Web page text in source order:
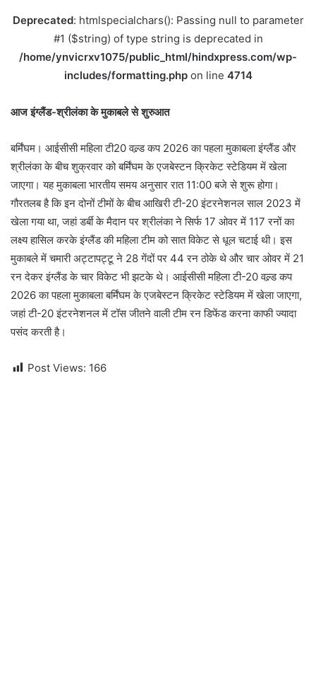
Deprecated: htmlspecialchars(): Passing null to parameter
#1 ($string) of type string is deprecated in
/home/ynvicrxv1075/public_html/hindxpress.com/wp-
includes/formatting.phpon line 4714
आज इंग्लैंड-श्रीलंका के मुकाबले से शुरुआत
बर्मिंघम। आईसीसी महिला टी20 वल्र्ड कप 2026 का पहला मुकाबला इंग्लैंड और
श्रीलंका के बीच शुक्रवार को बर्मिंघम के एजबेस्टन क्रिकेट स्टेडियम में खेला
जाएगा। यह मुकाबला भारतीय समय अनुसार रात 11:00 बजे से शुरू होगा।
गौरतलब है कि इन दोनों टीमों के बीच आखिरी टी-20 इंटरनेशनल साल 2023 में
खेला गया था, जहां डर्बी के मैदान पर श्रीलंका ने सिर्फ 17 ओवर में 117 रनों का
लक्ष्य हासिल करके इंग्लैंड की महिला टीम को सात विकेट से धूल चटाई थी। इस
मुकाबले में चमारी अट्टापट्टू ने 28 गेंदों पर 44 रन ठोके थे और चार ओवर में 21
रन देकर इंग्लैंड के चार विकेट भी झटके थे। आईसीसी महिला टी-20 वल्र्ड कप
2026 का पहला मुकाबला बर्मिंघम के एजबेस्टन क्रिकेट स्टेडियम में खेला जाएगा,
जहां टी-20 इंटरनेशनल में टॉस जीतने वाली टीम रन डिफेंड करना काफी ज्यादा
पसंद करती है।
Post Views: 166